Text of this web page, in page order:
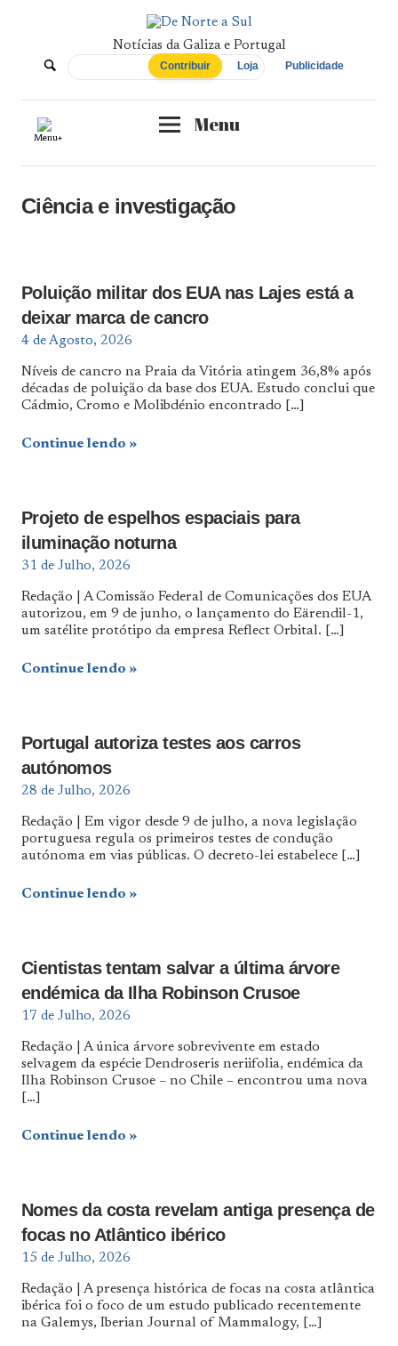
De
Norte
Sul
Notícias da Galiza e Portugal
Contribuir Loja Publicidade
Menu
Menu+
Ciência e investigação
Poluição militar dos EUA nas Lajes está a
deixar marca de cancro
4 de Agosto, 2026
Níveis de cancro na Praia da Vitória atingem 36,8% após
décadas de poluição da base dos EUA. Estudo conclui que
Cádmio, Cromo e Molibdénio encontrado
[…]
Continue lendo
Projeto de espelhos espaciais para
iluminação noturna
31 de Julho, 2026
Redação | A Comissão Federal de Comunicações dos EUA
autorizou, em 9 de junho, o lançamento do Eärendil-1,
um satélite protótipo da empresa Reflect Orbital.
[…]
Continue lendo
Portugal autoriza testes aos carros
autónomos
28 de Julho, 2026
Redação | Em vigor desde 9 de julho, a nova legislação
portuguesa regula os primeiros testes de condução
autónoma em vias públicas. O decreto-lei estabelece
[…]
Continue lendo
Cientistas tentam salvar a última árvore
endémica da Ilha Robinson Crusoe
17 de Julho, 2026
Redação | A única árvore sobrevivente em estado
selvagem da espécie Dendroseris neriifolia, endémica da
Ilha Robinson Crusoe – no Chile – encontrou uma nova
[…]
Continue lendo
Nomes da costa revelam antiga presença de
focas no Atlântico ibérico
15 de Julho, 2026
Redação | A presença histórica de focas na costa atlântica
ibérica foi o foco de um estudo publicado recentemente
na Galemys, Iberian Journal of Mammalogy,
[…]